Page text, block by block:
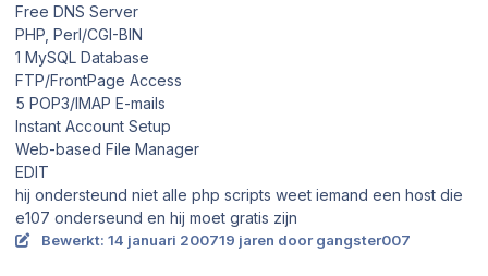
Free DNS Server
PHP, Perl/CGI-BIN
1 MySQL Database
FTP/FrontPage Access
5 POP3/IMAP E-mails
Instant Account Setup
Web-based File Manager
EDIT
hij ondersteund niet alle php scripts weet iemand een host die
e107 onderseund en hij moet gratis zijn
Bewerkt: 14 januari 200719 jaren door gangster007